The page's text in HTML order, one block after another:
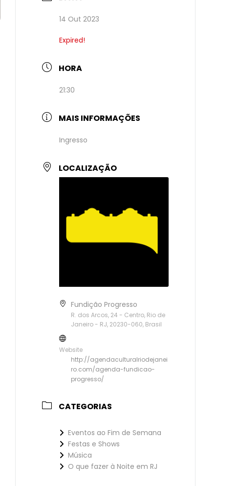
14 Out 2023
Expired!
HORA
21:30
MAIS INFORMAÇÕES
Ingresso
LOCALIZAÇÃO
Fundição Progresso
R. dos Arcos, 24 - Centro, Rio de
Janeiro - RJ, 20230-060, Brasil
Website
http://agendaculturalriodejanei
ro.com/agenda-fundicao-
progresso/
CATEGORIAS
Eventos ao Fim de Semana
Festas e Shows
Música
O que fazer à Noite em RJ